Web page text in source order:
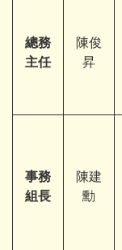
總務
主任
陳俊
昇
事務
組長
陳建
勳